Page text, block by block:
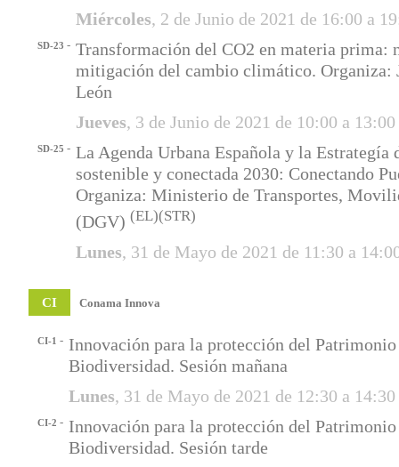
Miércoles, 2 de Junio de 2021 de 16:00 a
SD-23 - Transformación del CO2 en materia prima:
mitigación del cambio climático. Organiza:
León
Jueves, 3 de Junio de 2021 de 10:00 a
SD-25 - La Agenda Urbana Española y la
sostenible y conectada 2030: Conectando
Organiza: Ministerio de Transportes,
(DGV) (EL)(STR)
Lunes, 31 de Mayo de 2021 de 11:30 a
CI Conama Innova
CI-1 - Innovación para la protección del
Biodiversidad. Sesión mañana
Lunes, 31 de Mayo de 2021 de 12:30 a
CI-2 - Innovación para la protección del
Biodiversidad. Sesión tarde